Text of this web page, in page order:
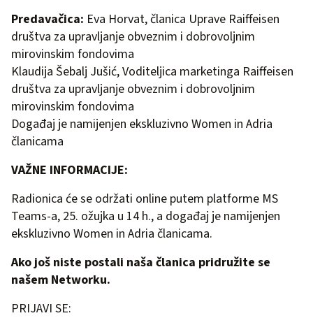
Predavačica: Eva Horvat, članica Uprave Raiffeisen
društva za upravljanje obveznim i dobrovoljnim
mirovinskim fondovima
Klaudija Šebalj Jušić, Voditeljica marketinga Raiffeisen
društva za upravljanje obveznim i dobrovoljnim
mirovinskim fondovima
Događaj je namijenjen ekskluzivno Women in Adria
članicama
VAŽNE INFORMACIJE:
Radionica će se održati online putem platforme MS
Teams-a, 25. ožujka u 14 h., a događaj je namijenjen
ekskluzivno Women in Adria članicama.
Ako još niste postali naša članica pridružite se
našem Networku.
PRIJAVI SE: